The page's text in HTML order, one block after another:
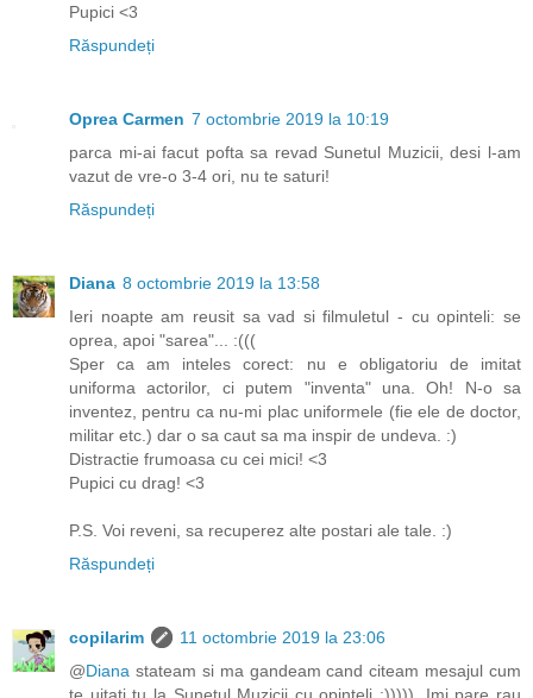
Pupici <3
Răspundeți
Oprea Carmen 7 octombrie 2019 la 10:19
parca mi-ai facut pofta sa revad Sunetul Muzicii, desi l-am
vazut de vre-o 3-4 ori, nu te saturi!
Răspundeți
Diana 8 octombrie 2019 la 13:58
Ieri noapte am reusit sa vad si filmuletul - cu opinteli: se
oprea, apoi "sarea"... :(((
Sper ca am inteles corect: nu e obligatoriu de imitat
uniforma actorilor, ci putem "inventa" una. Oh! N-o sa
inventez, pentru ca nu-mi plac uniformele (fie ele de doctor,
militar etc.) dar o sa caut sa ma inspir de undeva. :)
Distractie frumoasa cu cei mici! <3
Pupici cu drag! <3
P.S. Voi reveni, sa recuperez alte postari ale tale. :)
Răspundeți
copilarim
11 octombrie 2019 la 23:06
@Diana stateam si ma gandeam cand citeam mesajul cum
te uitati tu la Sunetul Muzicii cu opinteli :))))). Imi pare rau